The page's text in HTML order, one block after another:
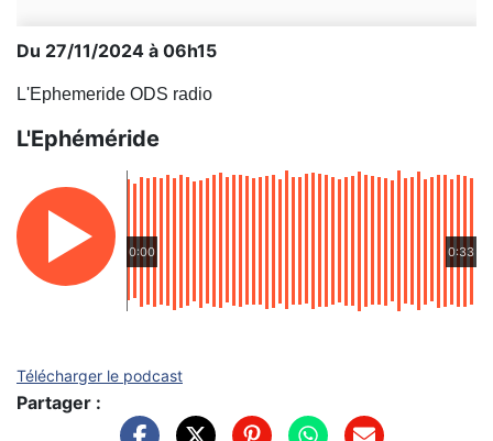
Du 27/11/2024 à 06h15
L'Ephemeride ODS radio
L'Ephéméride
0:00 0:33
Télécharger le podcast
Partager :